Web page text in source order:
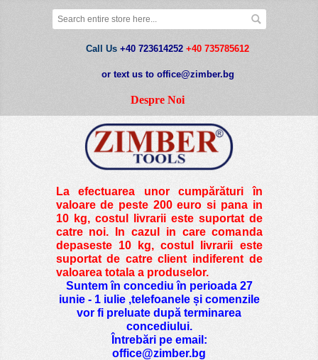
Call Us +40 723614252 +40 735785612
or text us to office@zimber.bg
Despre Noi
La efectuarea unor cumpărături în
valoare de peste200 euro si pana in
10 kg, costul livrarii este suportat de
catre noi. In cazul in care comanda
depaseste 10 kg, costul livrarii este
suportat de catre client indiferent de
valoarea totala a produselor.
Suntem în concediu în perioada 27
iunie - 1 iulie ,telefoanele și comenzile
vor fi preluate după terminarea
concediului.
Întrebări pe email:
office@zimber.bg